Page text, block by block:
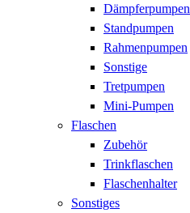
Dämpferpumpen
Standpumpen
Rahmenpumpen
Sonstige
Tretpumpen
Mini-Pumpen
Flaschen
Zubehör
Trinkflaschen
Flaschenhalter
Sonstiges